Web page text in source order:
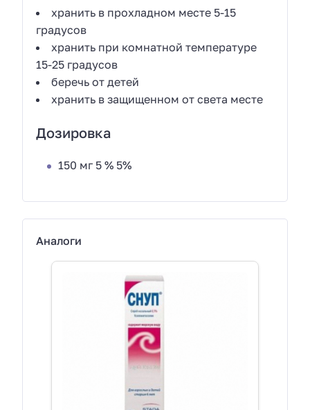
хранить в прохладном месте 5-15
градусов
хранить при комнатной температуре
15-25 градусов
беречь от детей
хранить в защищенном от света месте
Дозировка
150 мг 5 % 5%
Аналоги